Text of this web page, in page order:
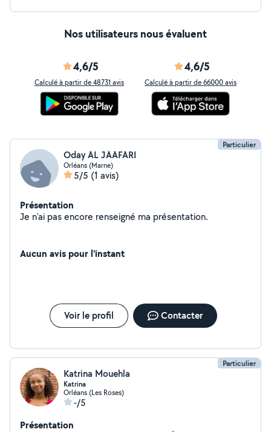
Nos utilisateurs nous évaluent
4,6/5
Calculé à partir de 48731 avis
4,6/5
Calculé à partir de 66000 avis
Particulier
Oday AL JAAFARI
Orléans (Marne)
5/5 (1 avis)
Présentation
Je n'ai pas encore renseigné ma présentation.
Aucun avis pour l'instant
Voir le profil Contacter
Particulier
Katrina Mouehla
Katrina
Orléans (Les Roses)
-/5
Présentation